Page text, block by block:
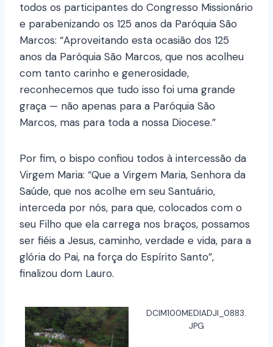
todos os participantes do Congresso Missionário
e parabenizando os 125 anos da Paróquia São
Marcos: “Aproveitando esta ocasião dos 125
anos da Paróquia São Marcos, que nos acolheu
com tanto carinho e generosidade,
reconhecemos que tudo isso foi uma grande
graça — não apenas para a Paróquia São
Marcos, mas para toda a nossa Diocese.”
Por fim, o bispo confiou todos à intercessão da
Virgem Maria: “Que a Virgem Maria, Senhora da
Saúde, que nos acolhe em seu Santuário,
interceda por nós, para que, colocados com o
seu Filho que ela carrega nos braços, possamos
ser fiéis a Jesus, caminho, verdade e vida, para a
glória do Pai, na força do Espírito Santo”,
finalizou dom Lauro.
DCIM100MEDIADJI_0883.
JPG